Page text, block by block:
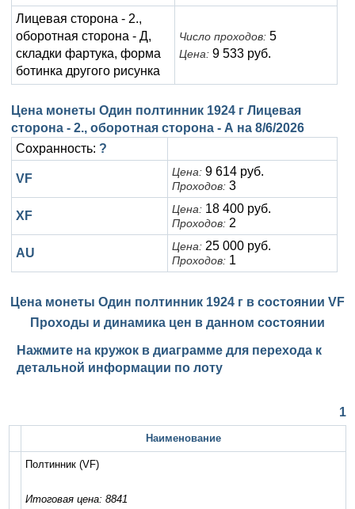
Лицевая сторона - 2.,
оборотная сторона - Д,
складки фартука, форма
ботинка другого рисунка
Число проходов: 5
Цена: 9 533 руб.
Цена монеты Один полтинник 1924 г Лицевая
сторона - 2., оборотная сторона - А на 8/6/2026
Сохранность: ?
VF Цена: 9 614 руб.
Проходов: 3
XF Цена: 18 400 руб.
Проходов: 2
AU Цена: 25 000 руб.
Проходов: 1
Цена монеты Один полтинник 1924 г в состоянии VF
Проходы и динамика цен в данном состоянии
Нажмите на кружок в диаграмме для перехода к
детальной информации по лоту
1
Наименование
Полтинник (VF)
Итоговая цена: 8841